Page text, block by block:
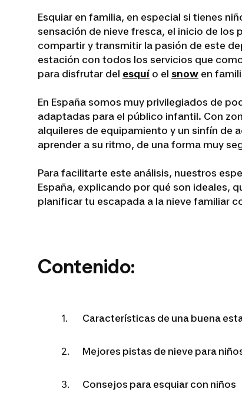
Esquiar en familia, en especial si tienes
sensación de nieve fresca, el inicio de
compartir y transmitir la pasión de este
estación con todos los servicios que
para disfrutar del esquí o el snow en
En España somos muy privilegiados de
adaptadas para el público infantil. Con
alquileres de equipamiento y un sinfín de
aprender a su ritmo, de una forma muy
Para facilitarte este análisis, nuestros
España, explicando por qué son ideales,
planificar tu escapada a la nieve familiar
Contenido:
Características de una buena
Mejores pistas de nieve para
Consejos para esquiar con niños